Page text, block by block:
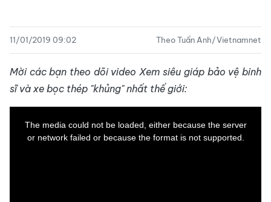
11/01/2019 09:02 Theo Tuấn Anh/Vietnamnet
Mời các bạn theo dõi video Xem siêu giáp bảo vệ binh
sĩ và xe bọc thép "khủng" nhất thế giới:
The media could not be loaded, either because the server
or network failed or because the format is not supported.